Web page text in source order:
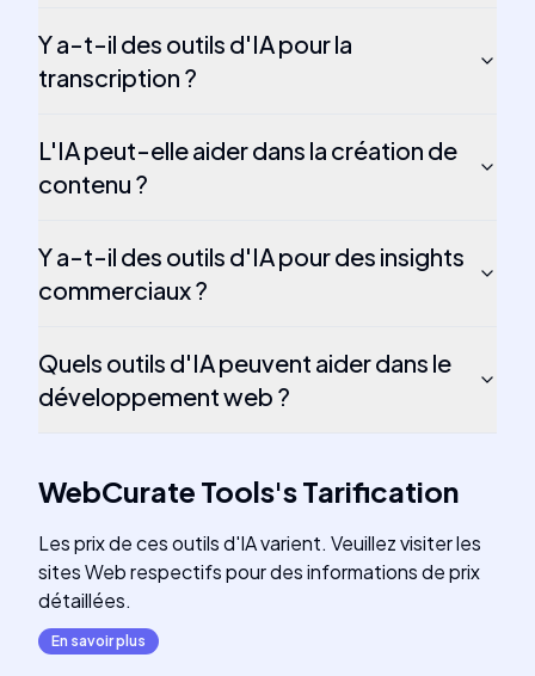
Y a-t-il des outils d'IA pour la
transcription ?
L'IA peut-elle aider dans la création de
contenu ?
Y a-t-il des outils d'IA pour des insights
commerciaux ?
Quels outils d'IA peuvent aider dans le
développement web ?
WebCurate Tools'sTarification
Les prix de ces outils d'IA varient. Veuillez visiter les
sites Web respectifs pour des informations de prix
détaillées.
En savoir plus